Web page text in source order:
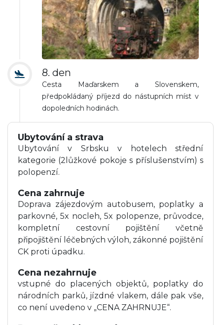
Svobody). Odjezd zpět do ČR.
8. den
Cesta Maďarskem a Slovenskem,
předpokládaný příjezd do nástupních míst v
dopoledních hodinách.
Ubytování a strava
Ubytování v Srbsku v hotelech střední
kategorie (2lůžkové pokoje s příslušenstvím) s
polopenzí.
Cena zahrnuje
Doprava zájezdovým autobusem, poplatky a
parkovné, 5x nocleh, 5x polopenze, průvodce,
kompletní cestovní pojištění včetně
připojištění léčebných výloh, zákonné pojištění
CK proti úpadku.
Cena nezahrnuje
vstupné do placených objektů, poplatky do
národních parků, jízdné vlakem, dále pak vše,
co není uvedeno v „CENA ZAHRNUJE“.